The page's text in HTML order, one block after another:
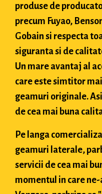
produse de
precum Fuyao,
Gobain si respecta
siguranta si de
Un mare avantaj al
care este simtitor
geamuri originale.
de cea mai buna
Pe langa
geamuri laterale,
servicii de cea mai
momentul in care